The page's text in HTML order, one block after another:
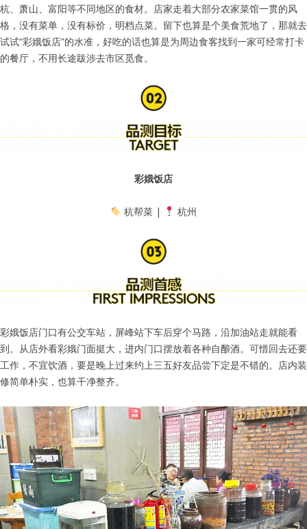
杭、萧山、富阳等不同地区的食材。店家走着大部分农家菜馆一贯的风
格，没有菜单，没有标价，明档点菜。留下也算是个美食荒地了，那就去
试试“彩娥饭店”的水准，好吃的话也算是为周边食客找到一家可经常打卡
的餐厅，不用长途跋涉去市区觅食。
彩娥饭店
杭帮菜 | 杭州
彩娥饭店门口有公交车站，屏峰站下车后穿个马路，沿加油站走就能看
到。从店外看彩娥门面挺大，进内门口摆放着各种自酿酒。可惜回去还要
工作，不宜饮酒，要是晚上过来约上三五好友品尝下定是不错的。店内装
修简单朴实，也算干净整齐。